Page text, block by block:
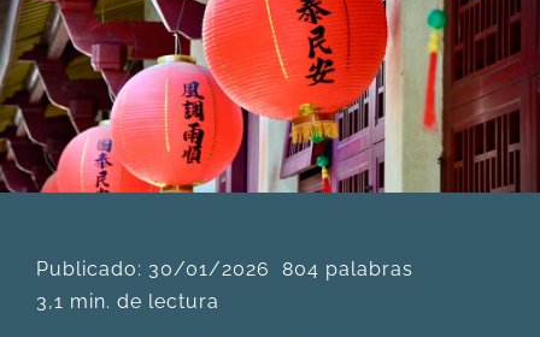
CLASES
DESCARGAS
PRODUCTOS
ARTÍCULOS
Publicado: 30/01/2026
804 palabras
3,1 min. de lectura